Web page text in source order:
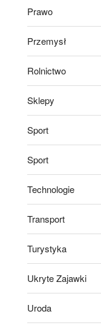
Prawo
Przemysł
Rolnictwo
Sklepy
Sport
Sport
Technologie
Transport
Turystyka
Ukryte Zajawki
Uroda